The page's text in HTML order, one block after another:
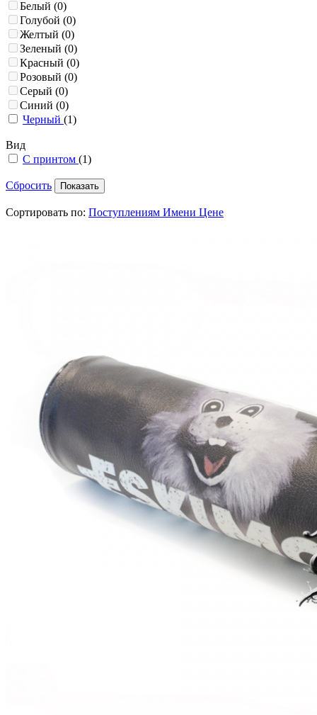
Белый (0)
Голубой (0)
Желтый (0)
Зеленый (0)
Красный (0)
Розовый (0)
Серый (0)
Синий (0)
Черный (1)
Вид
С принтом (1)
Сбросить
Сортировать по: Поступлениям Имени Цене